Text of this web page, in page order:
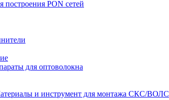
построения PON сетей
для оптоволокна
и инструмент для монтажа СКС/ВОЛС